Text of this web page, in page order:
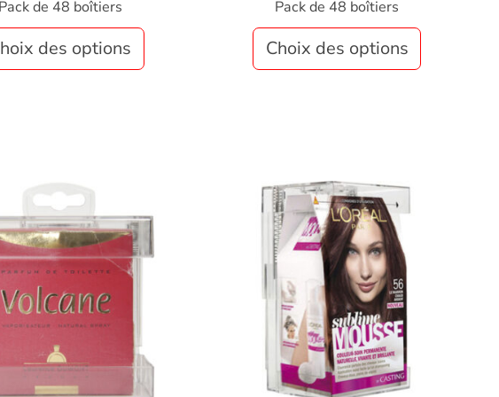
de 48 boîtiers
des options
Pack de 48 boîtiers
Choix des options